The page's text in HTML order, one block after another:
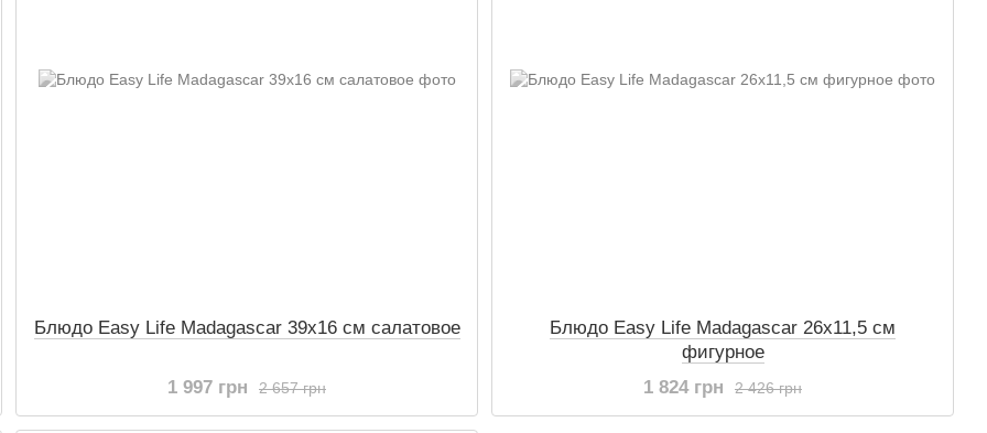
Блюдо Easy Life Madagascar 39х16 см салатовое
2 657 грн
1 997 грн
Блюдо Easy Life Madagascar 26х11,5 см
фигурное
2 426 грн
1 824 грн